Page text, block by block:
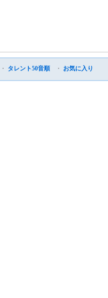
・ タレント50音順 ・ お気に入り